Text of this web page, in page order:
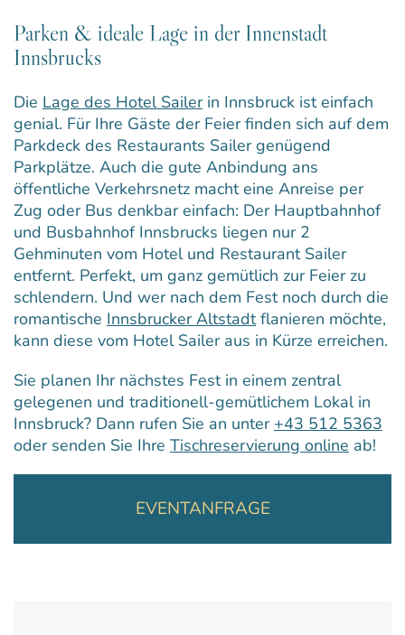
Parken & ideale Lage in der Innenstadt
Innsbrucks
Die Lage des Hotel Sailerin Innsbruck ist einfach
genial. Für Ihre Gäste der Feier finden sich auf dem
Parkdeck des Restaurants Sailer genügend
Parkplätze. Auch die gute Anbindung ans
öffentliche Verkehrsnetz macht eine Anreise per
Zug oder Bus denkbar einfach: Der Hauptbahnhof
und Busbahnhof Innsbrucks liegen nur 2
Gehminuten vom Hotel und Restaurant Sailer
entfernt. Perfekt, um ganz gemütlich zur Feier zu
schlendern. Und wer nach dem Fest noch durch die
romantische Innsbrucker Altstadtflanieren möchte,
kann diese vom Hotel Sailer aus in Kürze erreichen.
Sie planen Ihr nächstes Fest in einem zentral
gelegenen und traditionell-gemütlichem Lokal in
Innsbruck? Dann rufen Sie an unter +43 512 5363
oder senden Sie Ihre Tischreservierung online ab!
EVENTANFRAGE